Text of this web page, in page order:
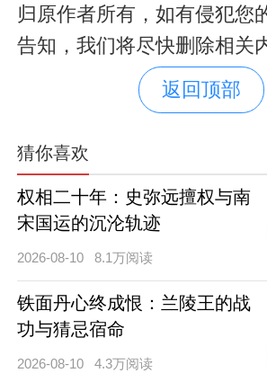
归原作者所有，如有侵犯您
告知，我们将尽快删除相关
返回顶部
猜你喜欢
权相二十年：史弥远擅权与南
宋国运的沉沦轨迹
2026-08-10 8.1万阅读
铁面丹心终成恨：兰陵王的战
功与猜忌宿命
2026-08-10 4.3万阅读